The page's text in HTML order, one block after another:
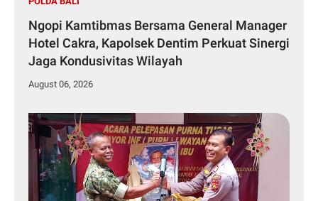
Ngopi Kamtibmas Bersama General Manager
Hotel Cakra, Kapolsek Dentim Perkuat Sinergi
Jaga Kondusivitas Wilayah
August 06, 2026